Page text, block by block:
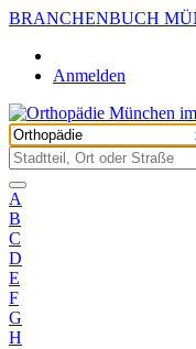
BRANCHENBUCH
Anmelden
A
B
C
D
E
F
G
H